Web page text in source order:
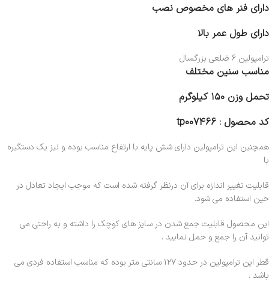
دارای فنر های مخصوص نصب
دارای طول عمر بالا
ترامپولین ۶ ضلعی بزرگسال
مناسب سنین مختلف
تحمل وزن ۱۵۰ کیلوگرم
کد محصول : tp007466
همچنین این ترامپولین دارای شش پایه با ارتفاع مناسب بوده و نیز یک دستگیره
با
قابلیت تغییر اندازه برای آن درنظر گرفته شده است که موجب ایجاد تعادل در
حین استفاده می شود.
این محصول قابلیت جمع شدن در سایز های کوچک را داشته و به راحتی می
توانید آن را جمع و حمل نمایید .
قطر این ترامپولین در حدود ۱۲۷ سانتی متر بوده که مناسب استفاده فردی می
باشد .